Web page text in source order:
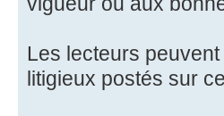
Les lecteurs
litigieux postés sur